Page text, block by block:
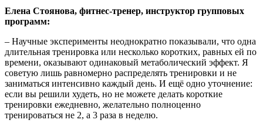
Елена Стоянова, фитнес-тренер, инструктор групповых
программ:
– Научные эксперименты неоднократно показывали, что одна
длительная тренировка или несколько коротких, равных ей по
времени, оказывают одинаковый метаболический эффект. Я
советую лишь равномерно распределять тренировки и не
заниматься интенсивно каждый день. И ещё одно уточнение:
если вы решили худеть, но не можете делать короткие
тренировки ежедневно, желательно полноценно
тренироваться не 2, а 3 раза в неделю.